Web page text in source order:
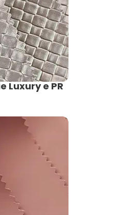
Luxury e PR